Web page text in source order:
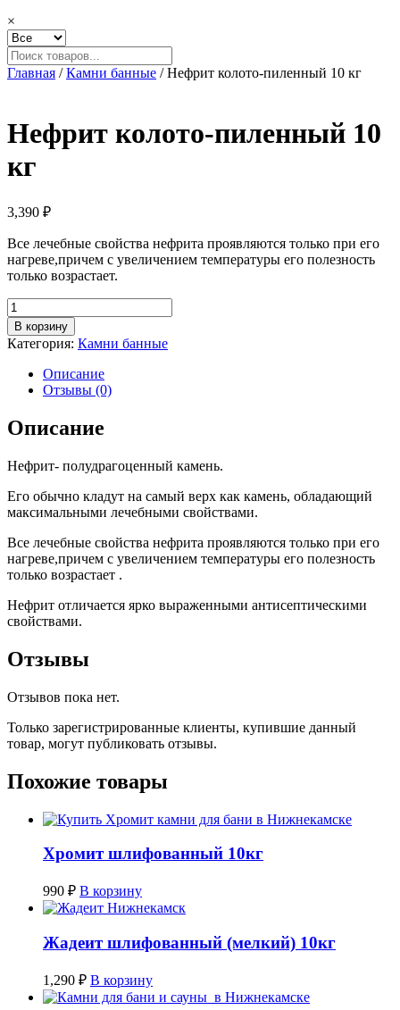
×
Главная /Камни банные / Нефрит колото-пиленный 10 кг
Нефрит колото-пиленный 10
кг
3,390 ₽
Все лечебные свойства нефрита проявляются только при его
нагреве,причем с увеличением температуры его полезность
только возрастает.
Количество
товара
Нефрит
колото-
пиленный
В корзину
Категория: Камни банные
Описание
Отзывы (0)
Описание
Нефрит- полудрагоценный камень.
Его обычно кладут на самый верх как камень, обладающий
максимальными лечебными свойствами.
Все лечебные свойства нефрита проявляются только при его
нагреве,причем с увеличением температуры его полезность
только возрастает .
Нефрит отличается ярко выраженными антисептическими
свойствами.
Отзывы
Отзывов пока нет.
Только зарегистрированные клиенты, купившие данный
товар, могут публиковать отзывы.
Похожие товары
Хромит шлифованный 10кг
990 ₽ В корзину
Жадеит шлифованный (мелкий) 10кг
1,290 ₽ В корзину